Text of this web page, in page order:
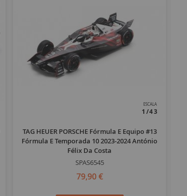
ESCALA
1/43
TAG HEUER PORSCHE Fórmula E Equipo #13
Fórmula E Temporada 10 2023-2024 António
Félix Da Costa
SPAS6545
79,90 €